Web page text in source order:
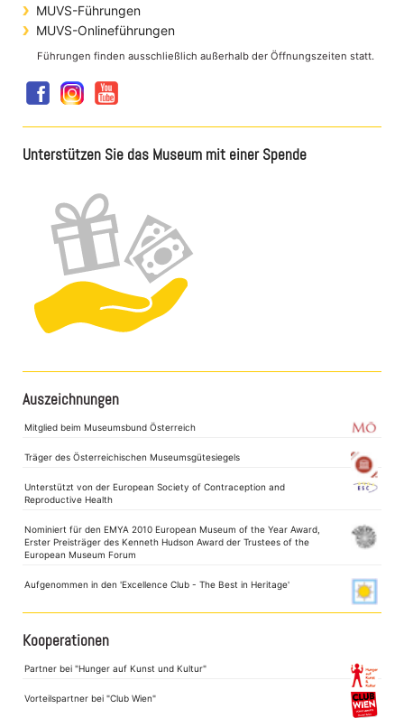
MUVS-Führungen
MUVS-Onlineführungen
Führungen finden ausschließlich außerhalb der Öffnungszeiten statt.
Unterstützen Sie das Museum mit einer Spende
Auszeichnungen
Mitglied beim Museumsbund Österreich
Träger des Österreichischen Museumsgütesiegels
Unterstützt von der European Society of Contraception and
Reproductive Health
Nominiert für den EMYA 2010 European Museum of the Year Award,
Erster Preisträger des Kenneth Hudson Award der Trustees of the
European Museum Forum
Aufgenommen in den 'Excellence Club - The Best in Heritage'
Kooperationen
Partner bei "Hunger auf Kunst und Kultur"
Vorteilspartner bei "Club Wien"